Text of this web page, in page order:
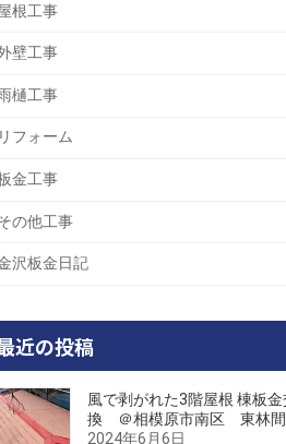
屋根工事
壁工事
樋工事
リフォーム
金工事
の他工事
沢板金日記
近の投稿
風で剥がれた3階屋根 棟板金
換 ＠相模原市南区 東林間
2024年6月6日